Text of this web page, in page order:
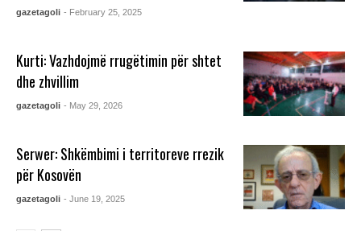
gazetagoli - February 25, 2025
Kurti: Vazhdojmë rrugëtimin për shtet
dhe zhvillim
gazetagoli - May 29, 2026
Serwer: Shkëmbimi i territoreve rrezik
për Kosovën
gazetagoli - June 19, 2025